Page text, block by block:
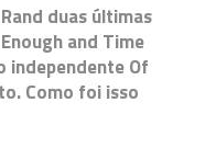
duas últimas
and Time
independente Of
Como foi isso